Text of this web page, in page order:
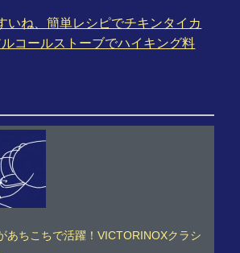
いね、簡単レシピでチキンタイカ
コールストーブでハイキング料
あちこちで活躍！VICTORINOXクラシ